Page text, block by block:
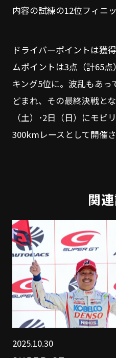
内容の試練の12位フィニ
ドライバーポイントは獲
ムポイントは3点（計65
キング5位に。波乱もあ
どまれ、その最終決戦と
（土）･2日（日）にモビ
300kmレースとして開催さ
関
2025.10.30